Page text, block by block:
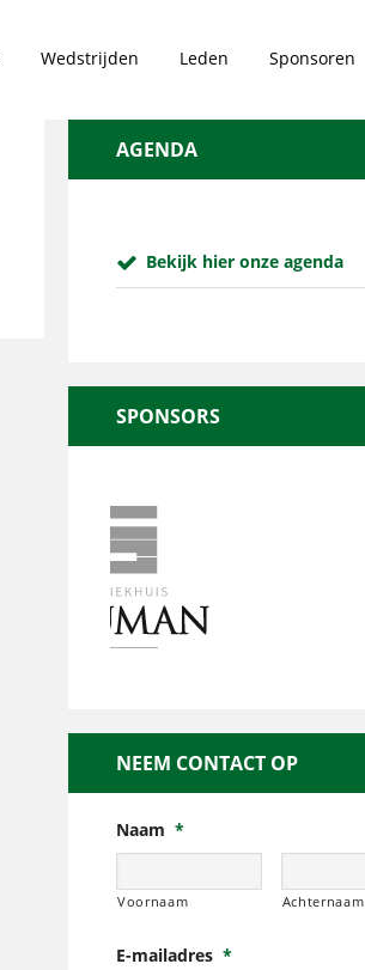
Wedstrijden Leden Sponsoren
AGENDA
Bekijk hier onze agenda
SPONSORS
NEEM CONTACT OP
Naam *
Voornaam Achternaam
E-mailadres *